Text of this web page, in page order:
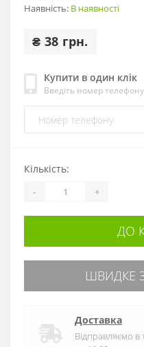
Наявність: В наявності
₴ 38 грн.
Купити в один клік
Введіть номер
Кількість:
- +
ДО
ШВИДКЕ
Доставка
Відправляємо